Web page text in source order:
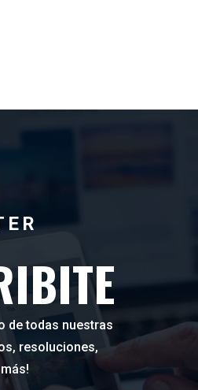
de todas nuestras
resoluciones,